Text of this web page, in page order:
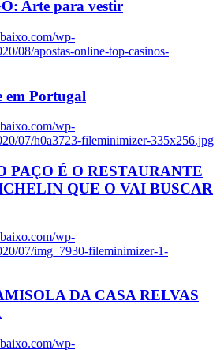
Arte para vestir
wp-
08/apostas-online-top-casinos-
em Portugal
wp-
07/h0a3723-fileminimizer-335x256.jpg
PAÇO É O RESTAURANTE
QUE O VAI BUSCAR
wp-
07/img_7930-fileminimizer-1-
DA CASA RELVAS
wp-